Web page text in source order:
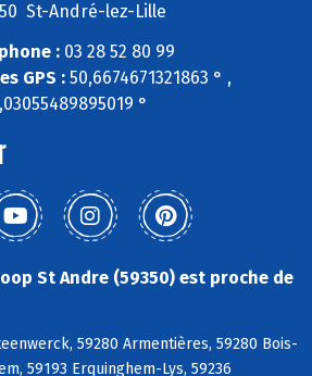
St-André-lez-Lille
:03 28 52 80 99
GPS :50,6674671321863 ° ,
°
St Andre (59350) est proche de
59280 Armentières, 59280 Bois-
59193 Erquinghem-Lys, 59236